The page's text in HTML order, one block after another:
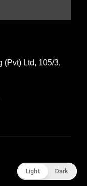
(Pvt) Ltd, 105/3,
Light Dark
Light Dark